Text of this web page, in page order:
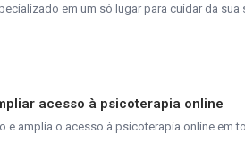
em um só lugar para cuidar da sua
acesso à psicoterapia online
amplia o acesso à psicoterapia online em